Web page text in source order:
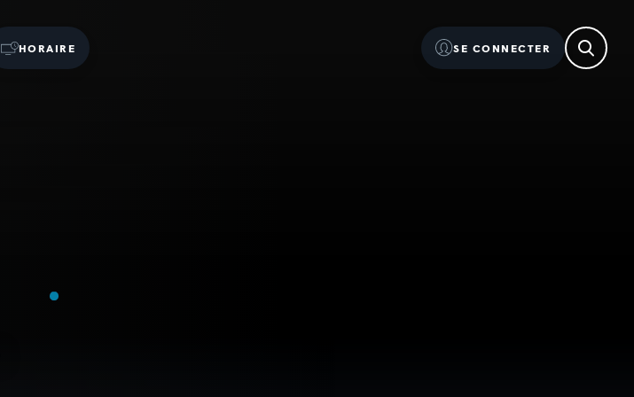
HORAIRE SE CONNECTER